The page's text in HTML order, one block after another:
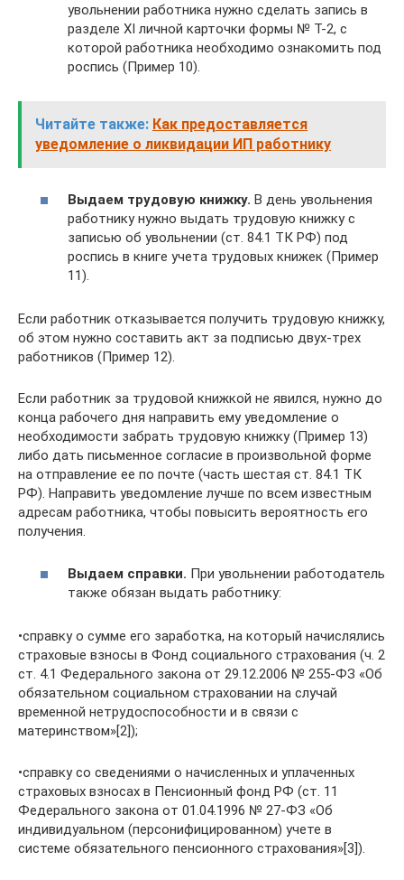
увольнении работника нужно сделать запись в
разделе XI личной карточки формы № Т-2, с
которой работника необходимо ознакомить под
роспись (Пример 10).
Читайте также: Как предоставляется
уведомление о ликвидации ИП работнику
Выдаем трудовую книжку. В день увольнения
работнику нужно выдать трудовую книжку с
записью об увольнении (ст. 84.1 ТК РФ) под
роспись в книге учета трудовых книжек (Пример
11).
Если работник отказывается получить трудовую книжку,
об этом нужно составить акт за подписью двух-трех
работников (Пример 12).
Если работник за трудовой книжкой не явился, нужно до
конца рабочего дня направить ему уведомление о
необходимости забрать трудовую книжку (Пример 13)
либо дать письменное согласие в произвольной форме
на отправление ее по почте (часть шестая ст. 84.1 ТК
РФ). Направить уведомление лучше по всем известным
адресам работника, чтобы повысить вероятность его
получения.
Выдаем справки. При увольнении работодатель
также обязан выдать работнику:
•справку о сумме его заработка, на который начислялись
страховые взносы в Фонд социального страхования (ч. 2
ст. 4.1 Федерального закона от 29.12.2006 № 255-ФЗ «Об
обязательном социальном страховании на случай
временной нетрудоспособности и в связи с
материнством»[2]);
•справку со сведениями о начисленных и уплаченных
страховых взносах в Пенсионный фонд РФ (ст. 11
Федерального закона от 01.04.1996 № 27-ФЗ «Об
индивидуальном (персонифицированном) учете в
системе обязательного пенсионного страхования»[3]).